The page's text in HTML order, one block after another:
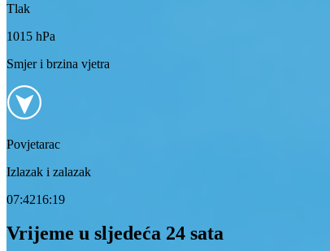
Tlak
1015 hPa
Smjer i brzina vjetra
Povjetarac
Izlazak i zalazak
07:4216:19
Vrijeme u sljedeća 24 sata